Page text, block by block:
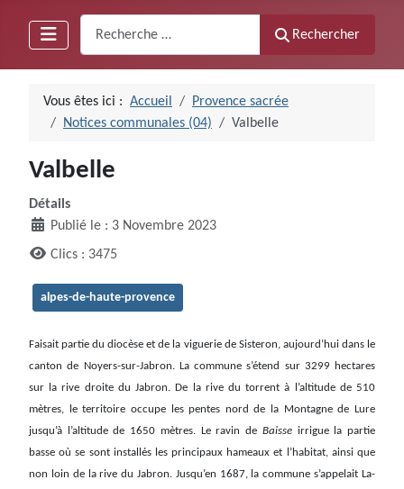
Rechercher
Vous êtes ici : Accueil
Provence sacrée
Notices communales (04)
Valbelle
Valbelle
Détails
Publié le : 3 Novembre 2023
Clics : 3475
alpes-de-haute-provence
Faisait partie du diocèse et de la viguerie de Sisteron, aujourd’hui dans le
canton de Noyers-sur-Jabron. La commune s’étend sur 3299 hectares
sur la rive droite du Jabron. De la rive du torrent à l’altitude de 510
mètres, le territoire occupe les pentes nord de la Montagne de Lure
jusqu’à l’altitude de 1650 mètres. Le ravin de Baisseirrigue la partie
basse où se sont installés les principaux hameaux et l’habitat, ainsi que
non loin de la rive du Jabron. Jusqu’en 1687, la commune s’appelait La-